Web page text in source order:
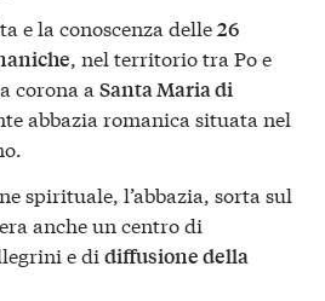
e la conoscenza delle26
, nel territorio tra Po e
corona a Santa Maria di
abbazia romanica situata nel
spirituale, l’abbazia, sorta sul
anche un centro di
e di diffusione della